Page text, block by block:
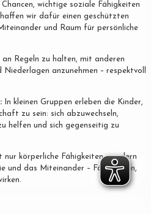
wichtige soziale Fähigkeiten
wir dafür einen geschützten
und Raum für persönliche
an Regeln zu halten, mit anderen
anzunehmen – respektvoll
In kleinen Gruppen erleben die Kinder,
zu sein: sich abzuwechseln,
helfen und sich gegenseitig zu
körperliche Fähigkeiten, sondern
und das Miteinander – Fähigkeiten,